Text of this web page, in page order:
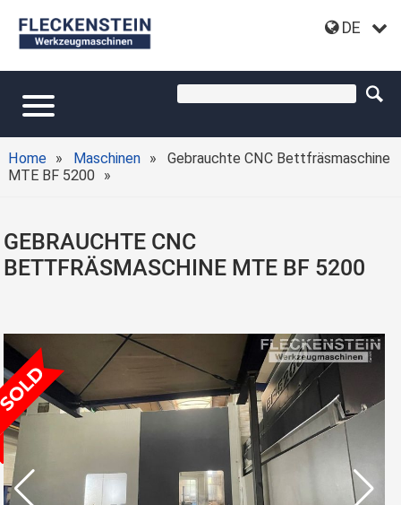
DE
Home Maschinen
Gebrauchte CNC Bettfräsmaschine
MTE BF 5200
GEBRAUCHTE CNC
BETTFRÄSMASCHINE MTE BF 5200